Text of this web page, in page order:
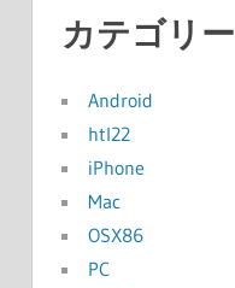
カテゴリー
Android
htl22
iPhone
Mac
OSX86
PC